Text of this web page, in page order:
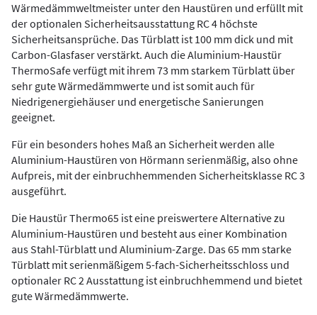
Wärmedämmweltmeister unter den Haustüren und erfüllt mit
der optionalen Sicherheitsausstattung RC 4 höchste
Sicherheitsansprüche. Das Türblatt ist 100 mm dick und mit
Carbon-Glasfaser verstärkt. Auch die Aluminium-Haustür
ThermoSafe verfügt mit ihrem 73 mm starkem Türblatt über
sehr gute Wärmedämmwerte und ist somit auch für
Niedrigenergiehäuser und energetische Sanierungen
geeignet.
Für ein besonders hohes Maß an Sicherheit werden alle
Aluminium-Haustüren von Hörmann serienmäßig, also ohne
Aufpreis, mit der einbruchhemmenden Sicherheitsklasse RC 3
ausgeführt.
Die Haustür Thermo65 ist eine preiswertere Alternative zu
Aluminium-Haustüren und besteht aus einer Kombination
aus Stahl-Türblatt und Aluminium-Zarge. Das 65 mm starke
Türblatt mit serienmäßigem 5-fach-Sicherheitsschloss und
optionaler RC 2 Ausstattung ist einbruchhemmend und bietet
gute Wärmedämmwerte.